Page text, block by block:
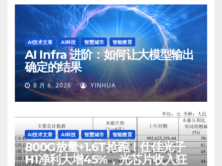
AI技术文章 AI科技 智慧城市 智能教育
AI Infra 进阶：如何让大模型输出
确定的结果
8 月 6, 2026 YINHUA
AI技术文章 AI科技 智慧城市 智能教育
800G放量+1.6T抢跑！仕佳光子
H1净利大增45%，光芯片收入狂